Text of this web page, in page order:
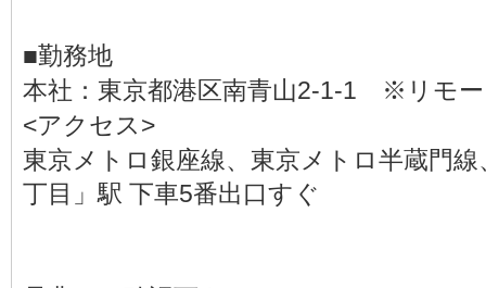
■勤務地
本社：東京都港区南青山2-1-1 ※リモ
<アクセス>
東京メトロ銀座線、東京メトロ半蔵門
丁目」駅 下車5番出口すぐ